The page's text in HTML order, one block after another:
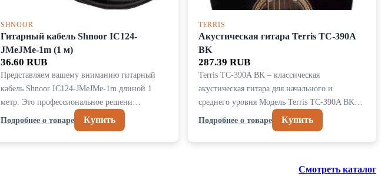
SHNOOR
Гитарный кабель Shnoor IC124-
JMeJMe-1m (1 м)
36.60 RUB
Представляем вашему вниманию гитарный
кабель Shnoor IC124-JMeJMe-1m длиной 1
метр. Это профессиональное решени…
Подробнее о товаре
Купить
TERRIS
Акустическая гитара Terris TC-390A
BK
287.39 RUB
Terris TC-390A BK – классическая
акустическая гитара для начального и
среднего уровня Модель Terris TC-390A BK…
Подробнее о товаре
Купить
Смотреть каталог